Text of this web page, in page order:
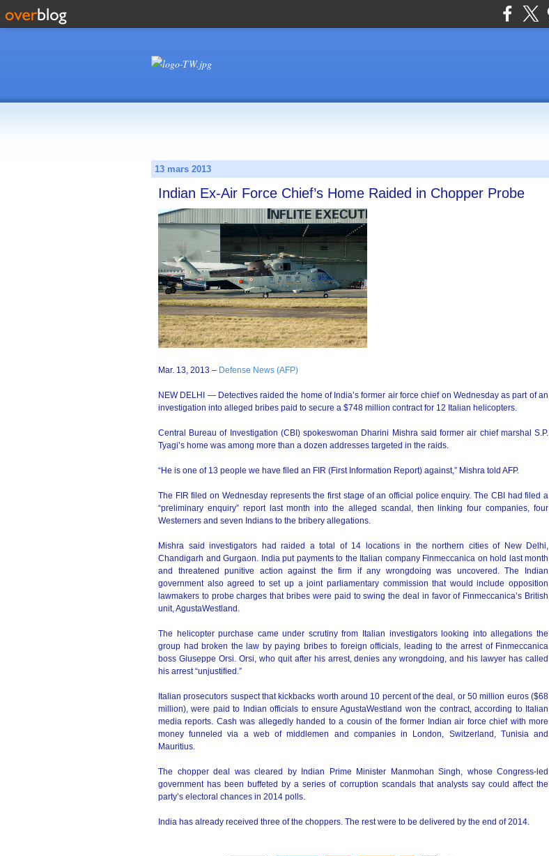
13 mars 2013
Indian Ex-Air Force Chief’s Home Raided in Chopper Probe
Mar. 13, 2013 – Defense News (AFP)
NEW DELHI — Detectives raided the home of India’s former air force chief on Wednesday as part of an
investigation into alleged bribes paid to secure a $748 million contract for 12 Italian helicopters.
Central Bureau of Investigation (CBI) spokeswoman Dharini Mishra said former air chief marshal S.P.
Tyagi’s home was among more than a dozen addresses targeted in the raids.
“He is one of 13 people we have filed an FIR (First Information Report) against,” Mishra told AFP.
The FIR filed on Wednesday represents the first stage of an official police enquiry. The CBI had filed a
“preliminary enquiry” report last month into the alleged scandal, then linking four companies, four
Westerners and seven Indians to the bribery allegations.
Mishra said investigators had raided a total of 14 locations in the northern cities of New Delhi,
Chandigarh and Gurgaon. India put payments to the Italian company Finmeccanica on hold last month
and threatened punitive action against the firm if any wrongdoing was uncovered. The Indian
government also agreed to set up a joint parliamentary commission that would include opposition
lawmakers to probe charges that bribes were paid to swing the deal in favor of Finmeccanica’s British
unit, AgustaWestland.
The helicopter purchase came under scrutiny from Italian investigators looking into allegations the
group had broken the law by paying bribes to foreign officials, leading to the arrest of Finmeccanica
boss Giuseppe Orsi. Orsi, who quit after his arrest, denies any wrongdoing, and his lawyer has called
his arrest “unjustified.”
Italian prosecutors suspect that kickbacks worth around 10 percent of the deal, or 50 million euros ($68
million), were paid to Indian officials to ensure AgustaWestland won the contract, according to Italian
media reports. Cash was allegedly handed to a cousin of the former Indian air force chief with more
money funneled via a web of middlemen and companies in London, Switzerland, Tunisia and
Mauritius.
The chopper deal was cleared by Indian Prime Minister Manmohan Singh, whose Congress-led
government has been buffeted by a series of corruption scandals that analysts say could affect the
party’s electoral chances in 2014 polls.
India has already received three of the choppers. The rest were to be delivered by the end of 2014.